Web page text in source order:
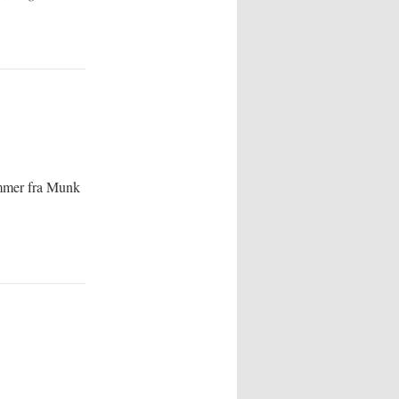
fra Munk